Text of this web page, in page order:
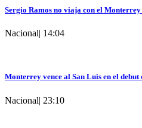
Sergio Ramos no viaja con el
Nacional| 14:04
Monterrey vence al San Luis en el
Nacional| 23:10